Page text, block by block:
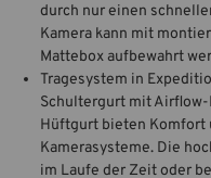
durch nur einen
Kamera kann mit
Mattebox aufbewahrt
Tragesystem in
Schultergurt mit
Hüftgurt bieten Komfort
Kamerasysteme. Die
im Laufe der Zeit oder